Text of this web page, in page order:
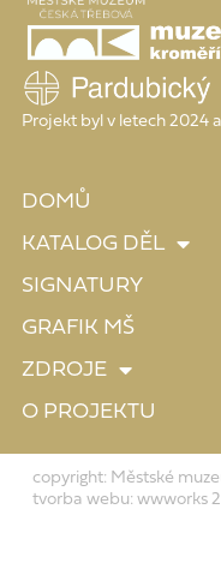
Projekt byl v letech 2024
DOMŮ
KATALOG DĚL
SIGNATURY
GRAFIK MŠ
ZDROJE
O PROJEKTU
copyright: Městské
tvorba webu: wwworks